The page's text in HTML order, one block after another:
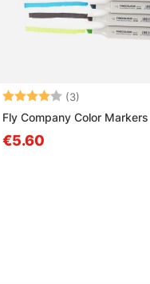
Arvio: (3)
Fly Company Color Markers
€5.60